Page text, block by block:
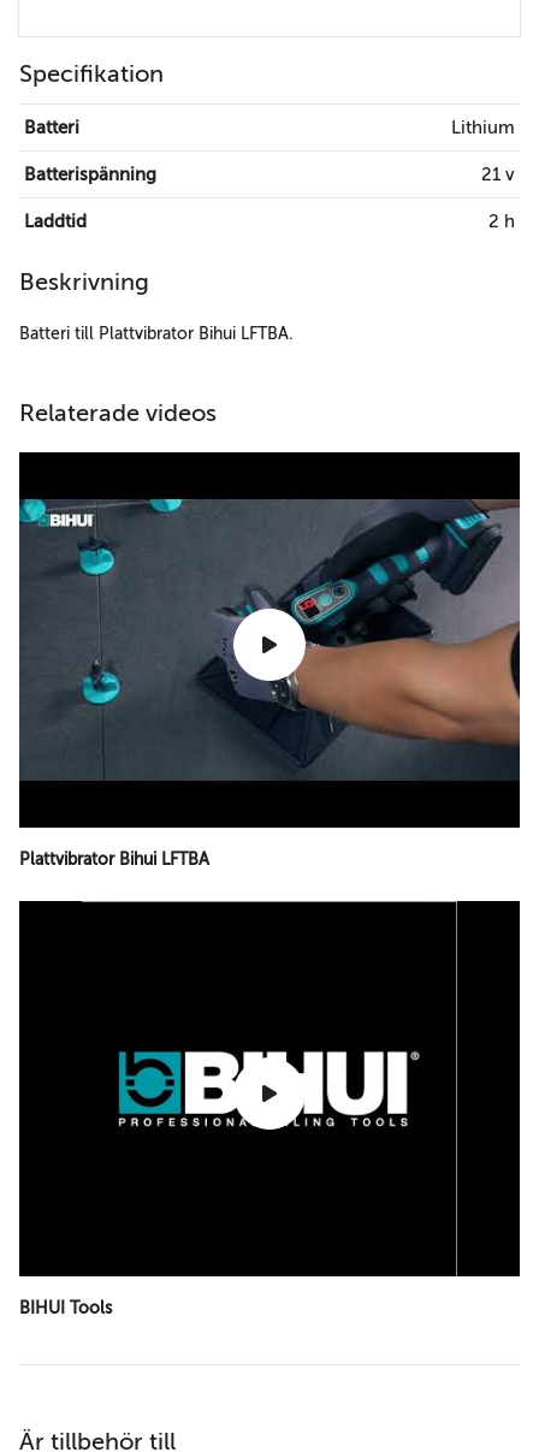
Specifikation
Batteri Lithium
Batterispänning 21 v
Laddtid 2 h
Beskrivning
Batteri till Plattvibrator Bihui LFTBA.
Relaterade videos
Plattvibrator Bihui LFTBA
BIHUI Tools
Är tillbehör till